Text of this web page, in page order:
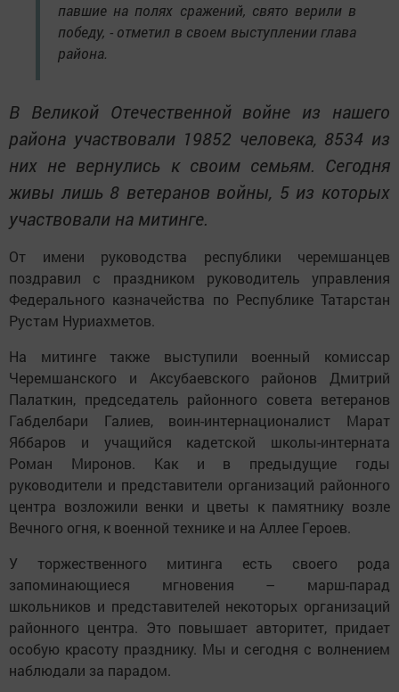
павшие на полях сражений, свято верили в
победу, - отметил в своем выступлении глава
района.
В Великой Отечественной войне из нашего
района участвовали 19852 человека, 8534 из
них не вернулись к своим семьям. Сегодня
живы лишь 8 ветеранов войны, 5 из которых
участвовали на митинге.
От имени руководства республики черемшанцев
поздравил с праздником руководитель управления
Федерального казначейства по Республике Татарстан
Рустам Нуриахметов.
На митинге также выступили военный комиссар
Черемшанского и Аксубаевского районов Дмитрий
Палаткин, председатель районного совета ветеранов
Габделбари Галиев, воин-интернационалист Марат
Яббаров и учащийся кадетской школы-интерната
Роман Миронов. Как и в предыдущие годы
руководители и представители организаций районного
центра возложили венки и цветы к памятнику возле
Вечного огня, к военной технике и на Аллее Героев.
У торжественного митинга есть своего рода
запоминающиеся мгновения – марш-парад
школьников и представителей некоторых организаций
районного центра. Это повышает авторитет, придает
особую красоту празднику. Мы и сегодня с волнением
наблюдали за парадом.